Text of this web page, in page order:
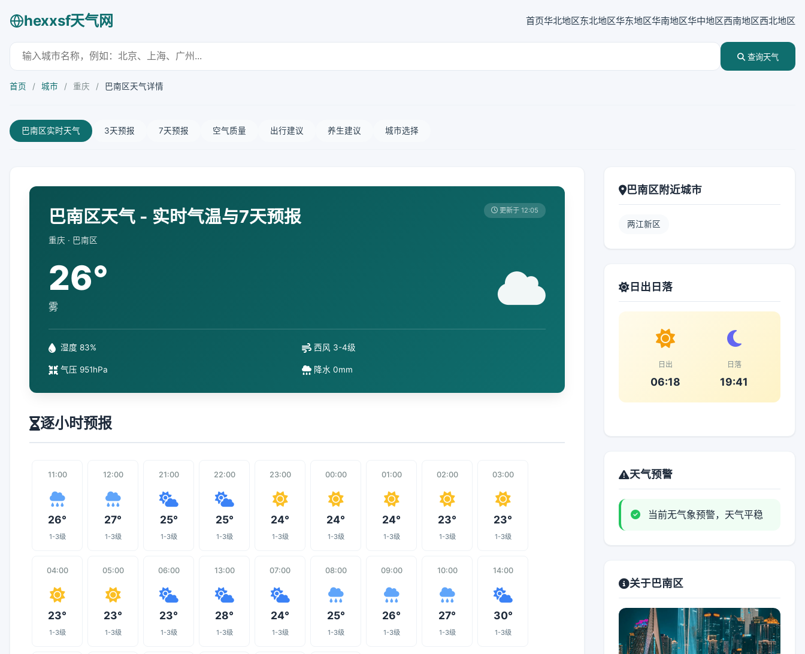
hexxsf天气网 首页华北地区东北地区华东地区华南地区华中地区西南地区西北地区
查询天气
首页 / 城市 / 重庆 / 巴南区天气详情
巴南区实时天气 3天预报 7天预报 空气质量 出行建议 养生建议 城市选择
巴南区天气 - 实时气温与7天预报
重庆 · 巴南区
更新于 12:05
26°
雾
湿度 83% 西风 3-4级
气压 951hPa 降水 0mm
逐小时预报
11:00
26°
1-3级
12:00
27°
1-3级
21:00
25°
1-3级
22:00
25°
1-3级
23:00
24°
1-3级
00:00
24°
1-3级
01:00
24°
1-3级
02:00
23°
1-3级
03:00
23°
1-3级
04:00
23°
1-3级
05:00
23°
1-3级
06:00
23°
1-3级
13:00
28°
1-3级
07:00
24°
1-3级
08:00
25°
1-3级
09:00
26°
1-3级
10:00
27°
1-3级
14:00
30°
1-3级
巴南区附近城市
两江新区
日出日落
日出
06:18
日落
19:41
天气预警
当前无气象预警，天气平稳
关于巴南区